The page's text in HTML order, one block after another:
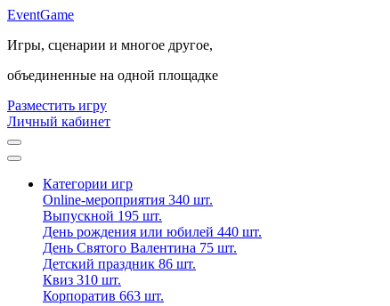
EventGame
Игры, сценарии и многое другое,
объединенные на одной площадке
Разместить игру
Личный кабинет
Категории игр
Online-мероприятия 340 шт.
Выпускной 195 шт.
День рождения или юбилей 440 шт.
День Святого Валентина 75 шт.
Детский праздник 86 шт.
Квиз 310 шт.
Корпоратив 663 шт.